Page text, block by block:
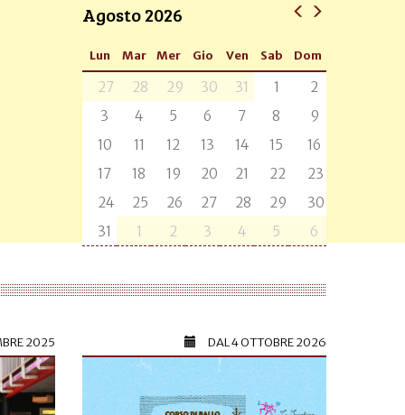
Agosto 2026
Lun Mar Mer Gio Ven Sab Dom
27 28 29 30 31 1
2
3
4 5 6 7 8
9
10
11 12 13 14 15
16
17
18 19 20 21 22
23
24
25 26 27 28 29
30
31
1 2 3 4 5 6
2025 DAL4 OTTOBRE 2026